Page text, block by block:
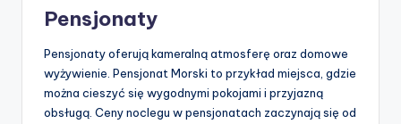
Pensjonaty
Pensjonaty oferują kameralną atmosferę oraz domowe
wyżywienie. Pensjonat Morski to przykład miejsca, gdzie
można cieszyć się wygodnymi pokojami i przyjazną
obsługą. Ceny noclegu w pensjonatach zaczynają się od